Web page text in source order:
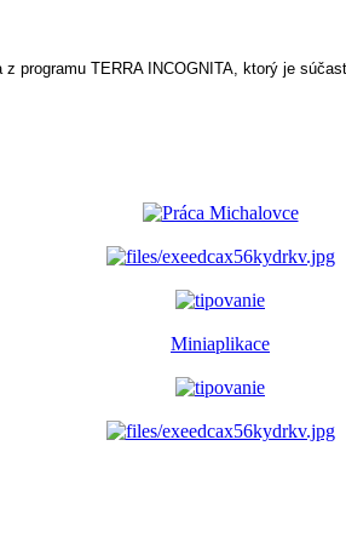
programu TERRA INCOGNITA, ktorý je
Miniaplikace